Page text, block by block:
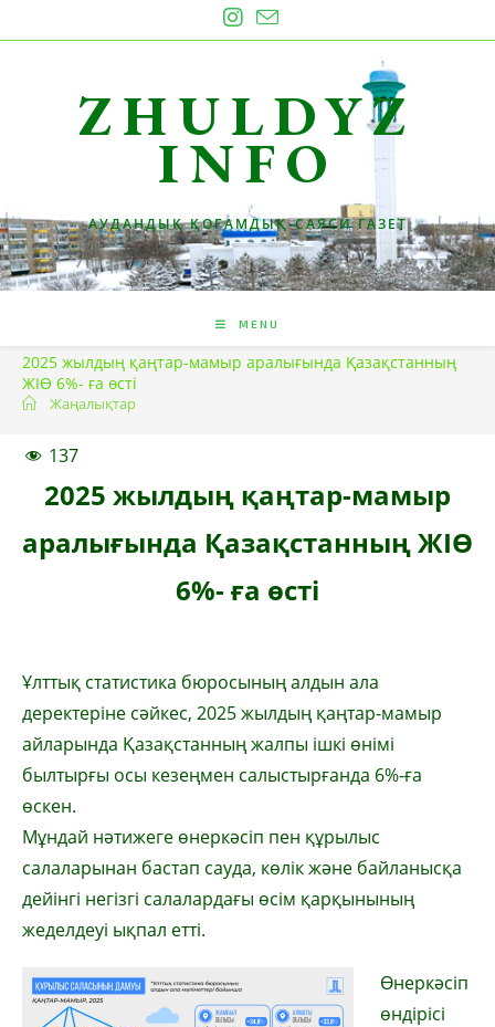
to
ZHULDYZ
INFO
АУДАНДЫҚ ҚОҒАМДЫҚ-САЯСИ ГАЗЕТ
MENU
2025 жылдың қаңтар-мамыр аралығында Қазақстанның
ЖІӨ 6%- ға өсті
Жаңалықтар
137
2025 жылдың қаңтар-мамыр
аралығында Қазақстанның ЖІӨ
6%- ға өсті
Ұлттық статистика бюросының алдын ала
деректеріне сәйкес, 2025 жылдың қаңтар-мамыр
айларында Қазақстанның жалпы ішкі өнімі
былтырғы осы кезеңмен салыстырғанда 6%-ға
өскен.
Мұндай нәтижеге өнеркәсіп пен құрылыс
салаларынан бастап сауда, көлік және байланысқа
дейінгі негізгі салалардағы өсім қарқынының
жеделдеуі ықпал етті.
Өнеркәсіп
өндірісі